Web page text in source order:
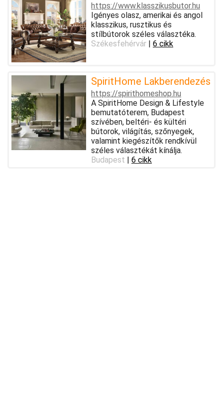
https://www.klasszikusbutor.hu
Igényes olasz, amerikai és angol
klasszikus, rusztikus és
stílbútorok széles választéka.
Székesfehérvár | 6 cikk
SpiritHome Lakberendezés
https://spirithomeshop.hu
A SpiritHome Design & Lifestyle
bemutatóterem, Budapest
szívében, beltéri- és kültéri
bútorok, világítás, szőnyegek,
valamint kiegészítők rendkívül
széles választékát kínálja.
Budapest | 6 cikk